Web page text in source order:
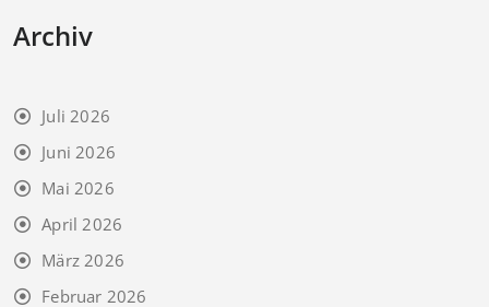
Archiv
Juli 2026
Juni 2026
Mai 2026
April 2026
März 2026
Februar 2026